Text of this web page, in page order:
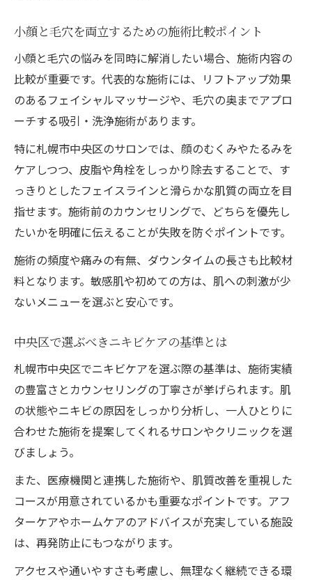
小顔と毛穴を両立するための施術比較ポイント
小顔と毛穴の悩みを同時に解消したい場合、施術内容の
比較が重要です。代表的な施術には、リフトアップ効果
のあるフェイシャルマッサージや、毛穴の奥までアプロ
ーチする吸引・洗浄施術があります。
特に札幌市中央区のサロンでは、顔のむくみやたるみを
ケアしつつ、皮脂や角栓をしっかり除去することで、す
っきりとしたフェイスラインと滑らかな肌質の両立を目
指せます。施術前のカウンセリングで、どちらを優先し
たいかを明確に伝えることが失敗を防ぐポイントです。
施術の頻度や痛みの有無、ダウンタイムの長さも比較材
料となります。敏感肌や初めての方は、肌への刺激が少
ないメニューを選ぶと安心です。
中央区で選ぶべきニキビケアの基準とは
札幌市中央区でニキビケアを選ぶ際の基準は、施術実績
の豊富さとカウンセリングの丁寧さが挙げられます。肌
の状態やニキビの原因をしっかり分析し、一人ひとりに
合わせた施術を提案してくれるサロンやクリニックを選
びましょう。
また、医療機関と連携した施術や、肌質改善を重視した
コースが用意されているかも重要なポイントです。アフ
ターケアやホームケアのアドバイスが充実している施設
は、再発防止にもつながります。
アクセスや通いやすさも考慮し、無理なく継続できる環